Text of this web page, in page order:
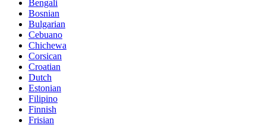
Bengali
Bosnian
Bulgarian
Cebuano
Chichewa
Corsican
Croatian
Dutch
Estonian
Filipino
Finnish
Frisian